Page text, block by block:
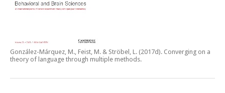
González-Márquez, M., Feist, M. & Ströbel, L. (2017d). Converging on a
theory of language through multiple methods.